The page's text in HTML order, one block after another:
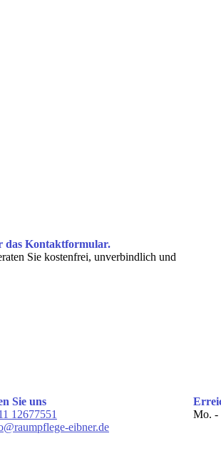
das Kontakt­formular.
Sie kostenfrei, unverbindlich und
Sie uns
12677551
eibner.de
Mo. -